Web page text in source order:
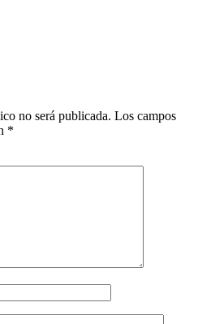
no será publicada. Los campos
*